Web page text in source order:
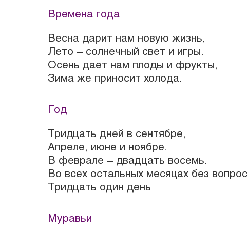
Времена года
Весна дарит нам новую жизнь,
Лето – солнечный свет и игры.
Осень дает нам плоды и фрукты,
Зима же приносит холода.
Год
Тридцать дней в сентябре,
Апреле, июне и ноябре.
В феврале – двадцать восемь.
Во всех остальных месяцах без
Тридцать один день
Муравьи